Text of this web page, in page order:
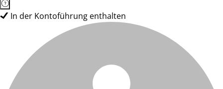
In der Kontoführung enthalten